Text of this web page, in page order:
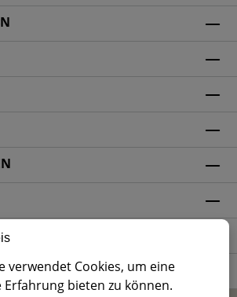
verwendet Cookies, um eine
bieten zu können.